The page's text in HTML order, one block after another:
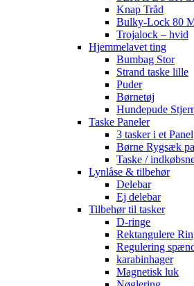
Knap Tråd
Bulky-Lock 80
Trojalock – hvid
Hjemmelavet ting
Bumbag Stor
Strand taske lille
Puder
Børnetøj
Hundepude
Taske Paneler
3 tasker i et Panel
Børne Rygsæk
Taske /
Lynlåse & tilbehør
Delebar
Ej delebar
Tilbehør til tasker
D-ringe
Rektangulere
Regulering
karabinhager
Magnetisk luk